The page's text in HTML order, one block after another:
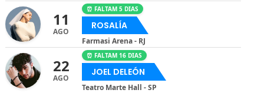
11
AGO
⏰ FALTAM 5 DIAS
ROSALÍA
Farmasi Arena - RJ
22
AGO
⏰ FALTAM 16 DIAS
JOEL DELEÓN
Teatro Marte Hall - SP